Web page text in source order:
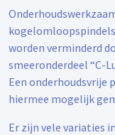
worden verminderd
smeeronderdeel “C-
Een onderhoudsvrije
hiermee mogelijk
Er zijn vele variaties